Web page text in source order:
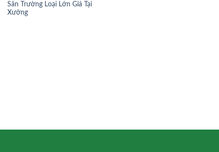
Sân Trường Loại Lớn Giá Tại
Xưởng